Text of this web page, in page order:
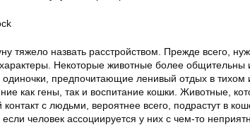
тяжело назвать расстройством. Прежде всего,
Некоторые животные более общительны
предпочитающие ленивый отдых в тихом
как гены, так и воспитание кошки. Животные,
с людьми, вероятнее всего, подрастут в
человек ассоциируется у них с чем-то